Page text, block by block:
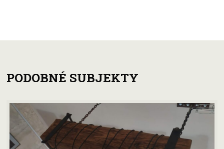
PODOBNÉ SUBJEKTY